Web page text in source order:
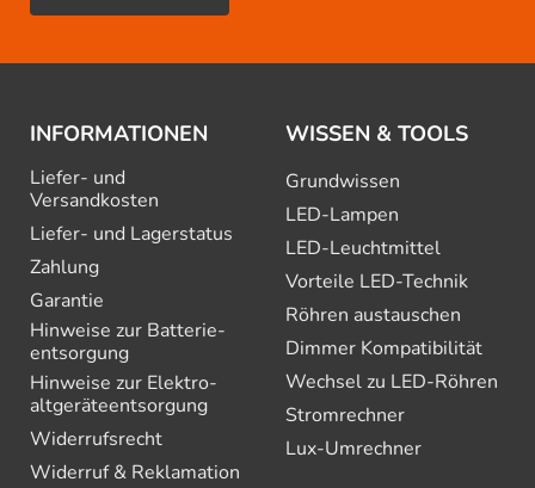
INFORMATIONEN
Liefer- und
Versandkosten
Liefer- und Lagerstatus
Zahlung
Garantie
Hinweise zur Batterie­
entsorgung
Hinweise zur Elektro­
altgeräte­entsorgung
Widerrufsrecht
Widerruf & Reklamation
WISSEN & TOOLS
Grundwissen
LED-Lampen
LED-Leuchtmittel
Vorteile LED-Technik
Röhren austauschen
Dimmer Kompatibilität
Wechsel zu LED-Röhren
Stromrechner
Lux-Umrechner